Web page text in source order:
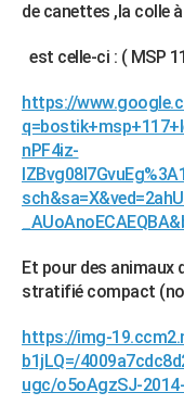
de canettes ,la colle
est celle-ci : ( MSP
https://
nPF4iz-
Et pour des animaux
stratifié compact
https://img-
b1jLQ=/
ugc/o5oAgzSJ-